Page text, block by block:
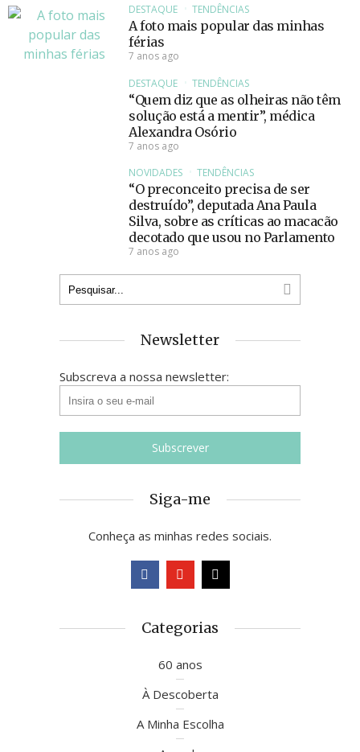
DESTAQUE TENDÊNCIAS
A foto mais popular das minhas
férias
7 anos ago
DESTAQUE
TENDÊNCIAS
“Quem diz que as olheiras não têm
solução está a mentir”, médica
Alexandra Osório
7 anos ago
NOVIDADES
TENDÊNCIAS
“O preconceito precisa de ser
destruído”, deputada Ana Paula
Silva, sobre as críticas ao macacão
decotado que usou no Parlamento
7 anos ago
Newsletter
Subscreva a nossa newsletter:
Siga-me
Conheça as minhas redes sociais.
Categorias
60 anos
À Descoberta
A Minha Escolha